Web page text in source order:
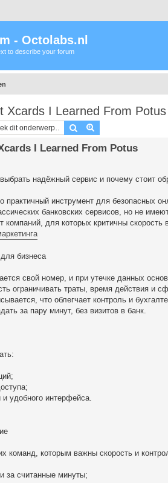
- Octolabs.nl
to describe your forum
Xcards I Learned From Potus
Zoek
I Learned From Potus
надёжный сервис и почему стоит
инструмент для безопасных
банковских сервисов, но не
компаний, для которых критичны скорость
бизнеса
свой номер, и при утечке данных
ограничивать траты, время действия и
что облегчает контроль и
за пару минут, без визитов в банк.
удобного интерфейса.
команд, которым важны скорость и
за считанные минуты;